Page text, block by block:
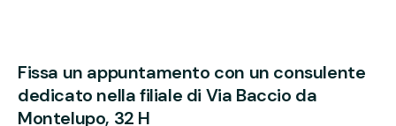
Fissa un appuntamento con un consulente
dedicato nella filiale di Via Baccio da
Montelupo, 32 H